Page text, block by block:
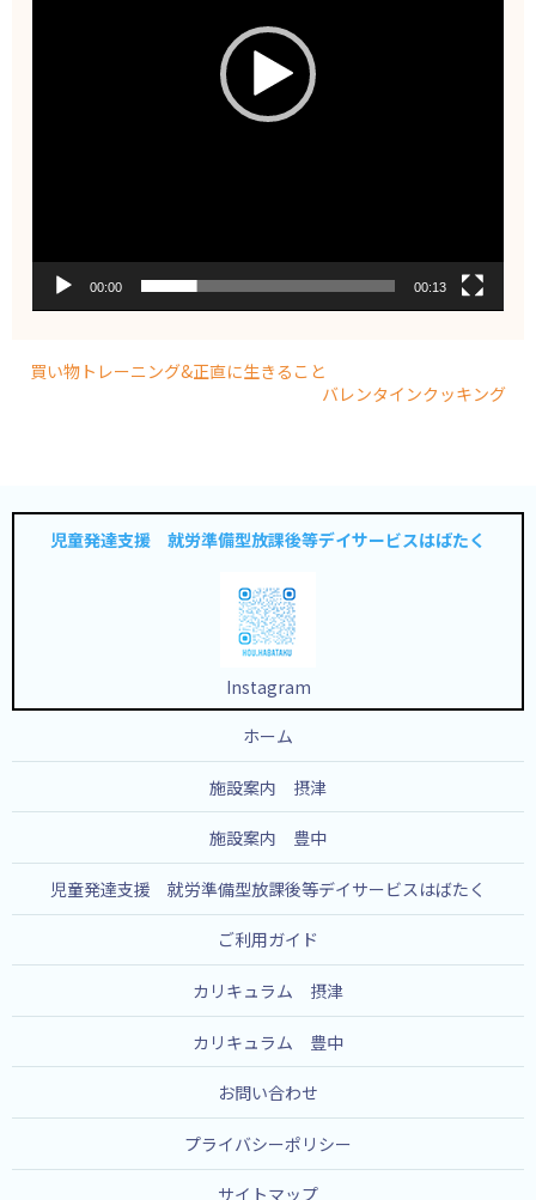
00:00 00:13
買い物トレーニング&正直に生きること
バレンタインクッキング
児童発達支援 就労準備型放課後等デイサービスはばたく
Instagram
ホーム
施設案内 摂津
施設案内 豊中
児童発達支援 就労準備型放課後等デイサービスはばたく
ご利用ガイド
カリキュラム 摂津
カリキュラム 豊中
お問い合わせ
プライバシーポリシー
サイトマップ